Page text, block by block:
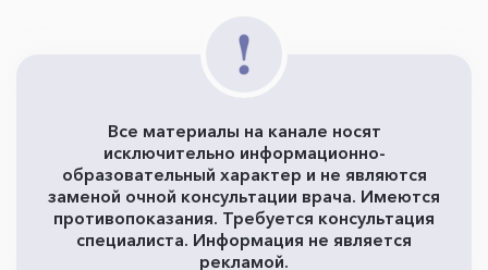
Все материалы на канале носят
исключительно информационно-
образовательный характер и не являются
заменой очной консультации врача. Имеются
противопоказания. Требуется консультация
специалиста. Информация не является
рекламой.